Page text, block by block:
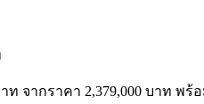
าท จากราคา 2,379,000 บาท